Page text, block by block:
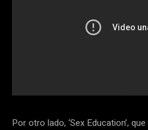
Por otro lado, ‘Sex Education’,